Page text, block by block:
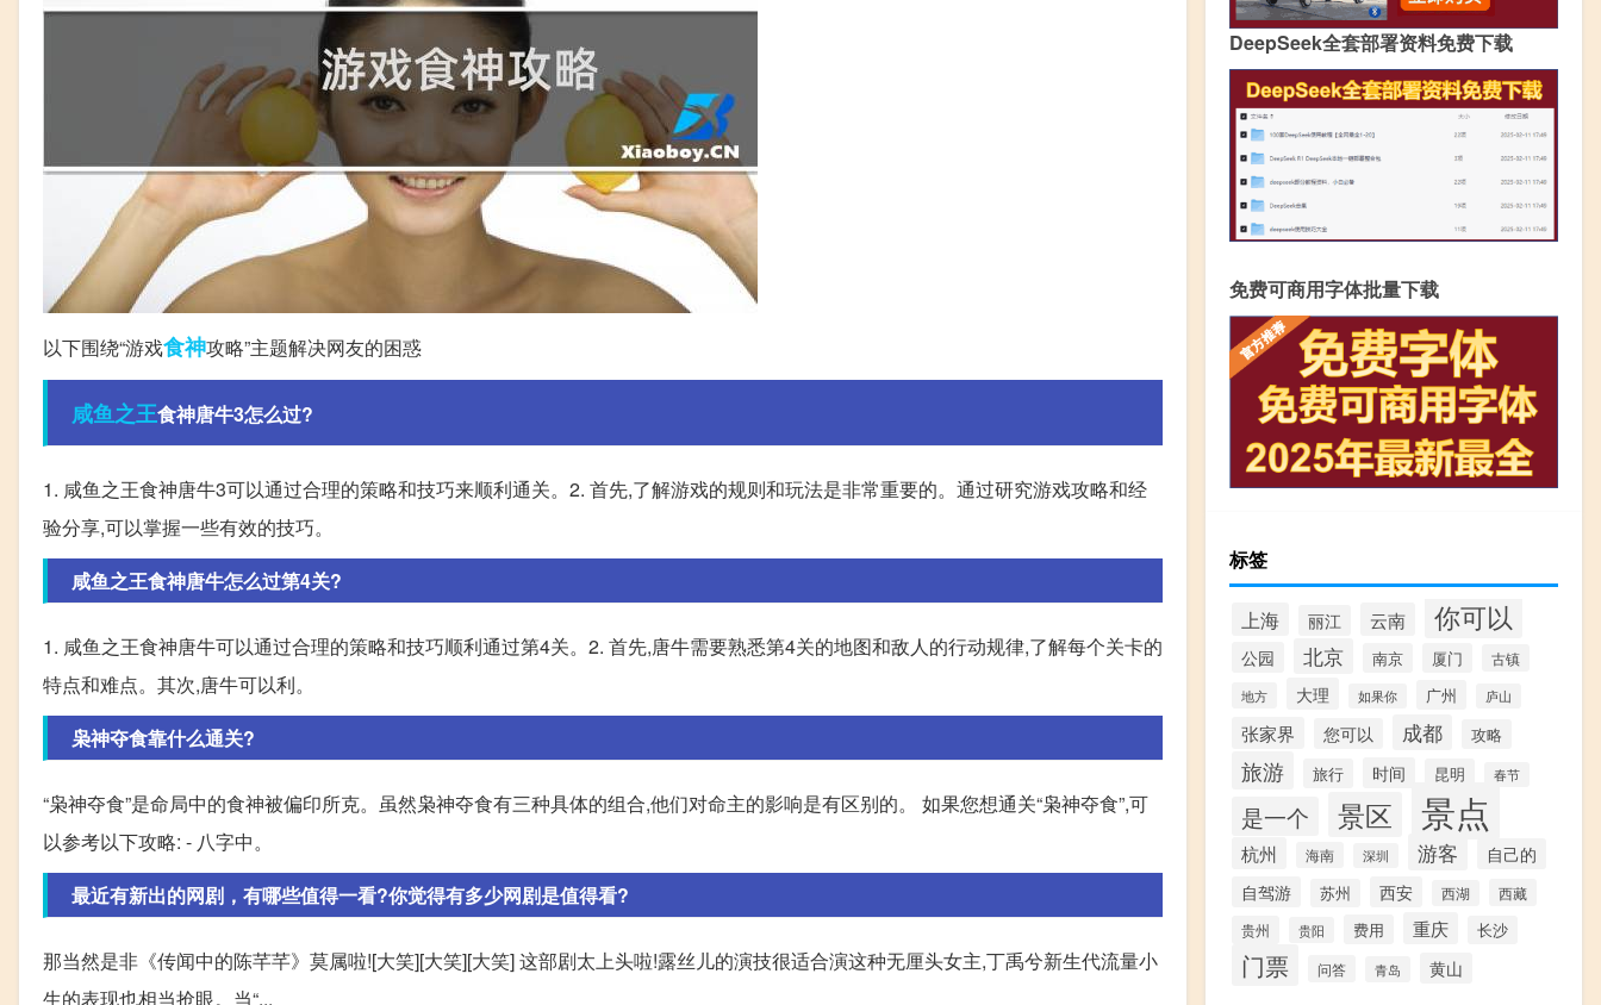
以下围绕“游戏食神攻略”主题解决网友的困惑
咸鱼之王食神唐牛3怎么过?
1. 咸鱼之王食神唐牛3可以通过合理的策略和技巧来顺利通关。2. 首先,了解游戏的规则和玩法是非常重要的。通过研究游戏攻略和经
验分享,可以掌握一些有效的技巧。
咸鱼之王食神唐牛怎么过第4关?
1. 咸鱼之王食神唐牛可以通过合理的策略和技巧顺利通过第4关。2. 首先,唐牛需要熟悉第4关的地图和敌人的行动规律,了解每个关卡的
特点和难点。其次,唐牛可以利。
枭神夺食靠什么通关?
“枭神夺食”是命局中的食神被偏印所克。虽然枭神夺食有三种具体的组合,他们对命主的影响是有区别的。 如果您想通关“枭神夺食”,可
以参考以下攻略: - 八字中。
最近有新出的网剧，有哪些值得一看?你觉得有多少网剧是值得看?
那当然是非《传闻中的陈芊芊》莫属啦![大笑][大笑][大笑] 这部剧太上头啦!露丝儿的演技很适合演这种无厘头女主,丁禹兮新生代流量小
生的表现也相当抢眼。当“...
DeepSeek全套部署资料免费下载
免费可商用字体批量下载
标签
上海 丽江 云南 你可以
公园 北京 南京 厦门 古镇
地方 大理 如果你 广州 庐山
张家界 您可以 成都 攻略
旅游 旅行 时间 昆明 春节
是一个 景区 景点
杭州 海南 深圳 游客
自己的
自驾游
苏州 西安 西湖 西藏
贵州 贵阳 费用 重庆 长沙
门票 问答 青岛 黄山